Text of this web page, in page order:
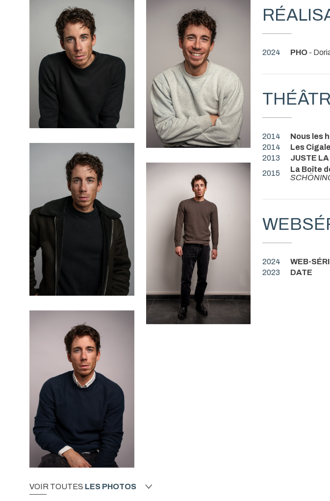
VOIR TOUTES LES PHOTOS
2024 PHO -
2014 Nous les
2014
Les
2013
JUSTE LA
2015
La Boîte
2024
WEB-
2023
DATE